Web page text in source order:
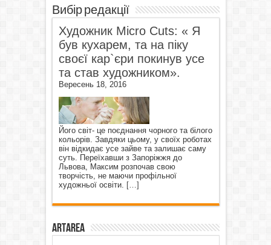
Вибір редакції
Художник Micro Cuts: « Я
був кухарем, та на піку
своєї кар`єри покинув усе
та став художником».
Вересень 18, 2016
Його світ- це поєднання чорного та білого
кольорів. Завдяки цьому, у своїх роботах
він відкидає усе зайве та залишає саму
суть. Переїхавши з Запоріжжя до
Львова, Максим розпочав свою
творчість, не маючи профільної
художньої освіти.
[…]
ArtArea